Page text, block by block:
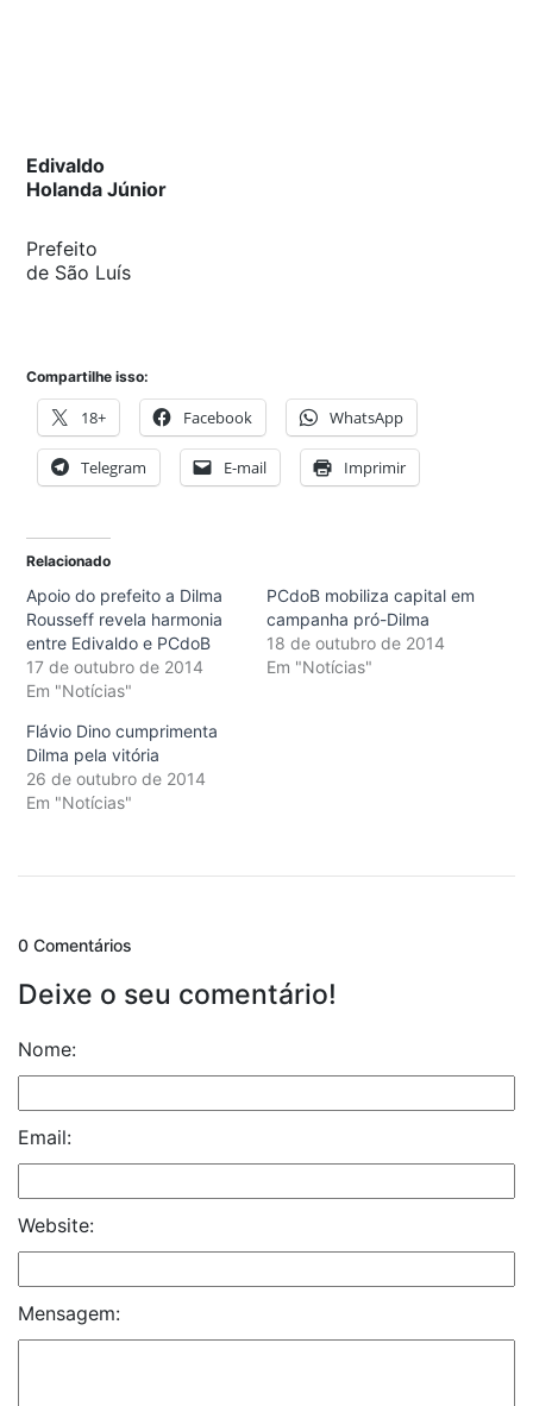
Edivaldo
Holanda Júnior
Prefeito
de São Luís
Compartilhe isso:
18+ Facebook WhatsApp
Telegram E-mail Imprimir
Relacionado
Apoio do prefeito a Dilma
Rousseff revela harmonia
entre Edivaldo e PCdoB
17 de outubro de 2014
Em "Notícias"
PCdoB mobiliza capital em
campanha pró-Dilma
18 de outubro de 2014
Em "Notícias"
Flávio Dino cumprimenta
Dilma pela vitória
26 de outubro de 2014
Em "Notícias"
0 Comentários
Deixe o seu comentário!
Nome:
Email:
Website:
Mensagem: